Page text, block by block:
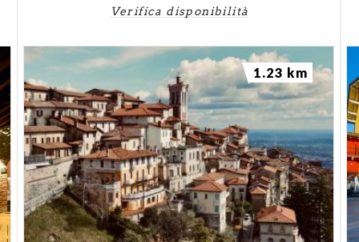
Verifica disponibilità
1.23 km